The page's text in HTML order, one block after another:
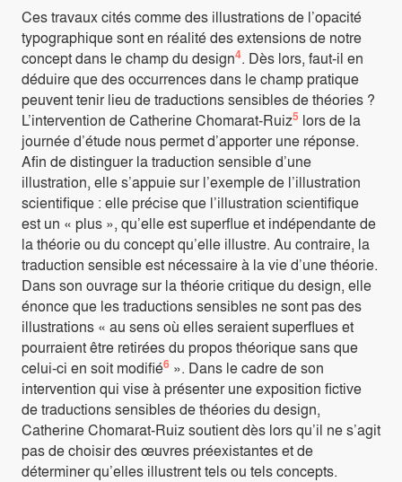
Ces travaux cités comme des illustrations de l’opacité
typographique sont en réalité des extensions de notre
concept dans le champ du design4. Dès lors, faut-il en
déduire que des occurrences dans le champ pratique
peuvent tenir lieu de traductions sensibles de théories ?
L’intervention de Catherine Chomarat-Ruiz5 lors de la
journée d’étude nous permet d’apporter une réponse.
Afin de distinguer la traduction sensible d’une
illustration, elle s’appuie sur l’exemple de l’illustration
scientifique : elle précise que l’illustration scientifique
est un « plus », qu’elle est superflue et indépendante de
la théorie ou du concept qu’elle illustre. Au contraire, la
traduction sensible est nécessaire à la vie d’une théorie.
Dans son ouvrage sur la théorie critique du design, elle
énonce que les traductions sensibles ne sont pas des
illustrations « au sens où elles seraient superflues et
pourraient être retirées du propos théorique sans que
celui-ci en soit modifié6 ». Dans le cadre de son
intervention qui vise à présenter une exposition fictive
de traductions sensibles de théories du design,
Catherine Chomarat-Ruiz soutient dès lors qu’il ne s’agit
pas de choisir des œuvres préexistantes et de
déterminer qu’elles illustrent tels ou tels concepts.